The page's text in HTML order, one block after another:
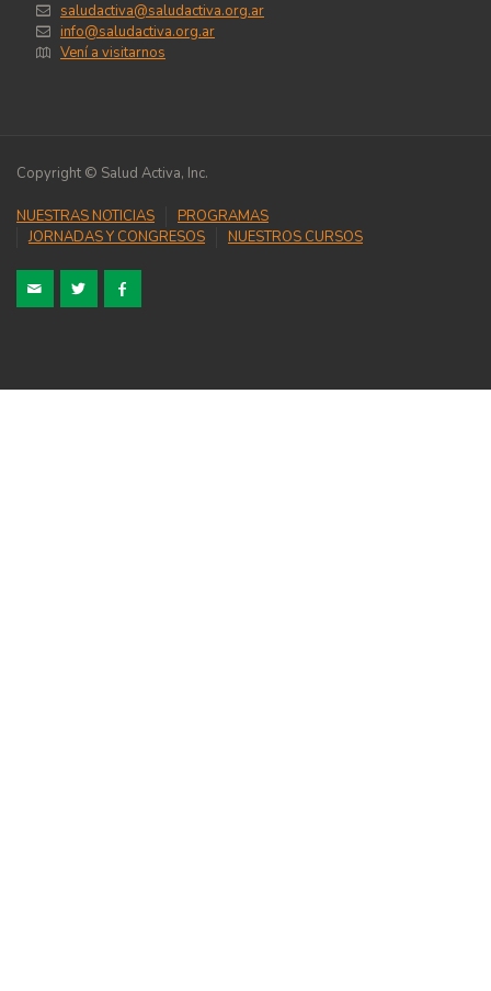
saludactiva@saludactiva.org.ar
info@saludactiva.org.ar
Vení a visitarnos
Copyright © Salud Activa, Inc.
NUESTRAS NOTICIAS
PROGRAMAS
JORNADAS Y CONGRESOS
NUESTROS CURSOS